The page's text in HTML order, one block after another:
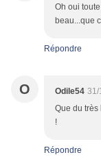
Oh oui
beau...que
Répondre
O Odile54 31/
Que du très
!
Répondre